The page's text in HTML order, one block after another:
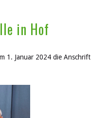
in Hof
1. Januar 2024 die Anschrift